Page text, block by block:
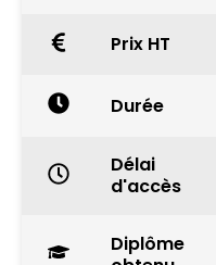
Prix HT
Durée
Délai
d'accès
Diplôme